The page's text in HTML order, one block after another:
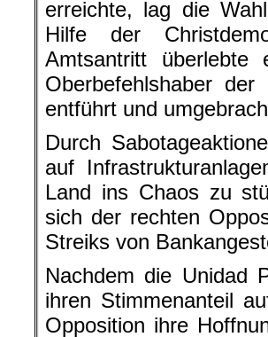
erreichte, lag die
Hilfe der
Amtsantritt überlebte
Oberbefehlshaber
entführt und
Durch
auf
Land ins Chaos zu
sich der rechten
Streiks von
Nachdem die Unidad
ihren Stimmenanteil
Opposition ihre